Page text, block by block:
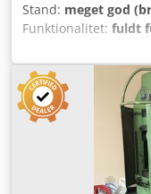
Stand: meget god
Funktionalitet: fuldt
1.250 t. Fri åbning:
mm Slaglængde:
Vægt: 9.000 kg
af SACK &